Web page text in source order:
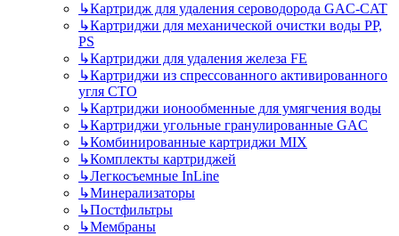
↳Картридж для удаления сероводорода GAC-CAT
↳Картриджи для механической очистки воды PP,
PS
↳Картриджи для удаления железа FE
↳Картриджи из спрессованного активированного
угля CTO
↳Картриджи ионообменные для умягчения воды
↳Картриджи угольные гранулированные GAC
↳Комбинированные картриджи MIX
↳Комплекты картриджей
↳Легкосъемные InLine
↳Минерализаторы
↳Постфильтры
↳Мембраны